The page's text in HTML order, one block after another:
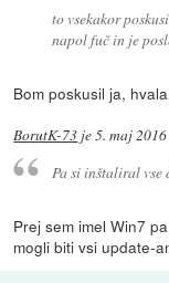
to vsekakor
napol fuč in je
Bom poskusil ja,
BorutK-73 je5. maj
Pa si inštaliral
Prej sem imel Win7
mogli biti vsi update-